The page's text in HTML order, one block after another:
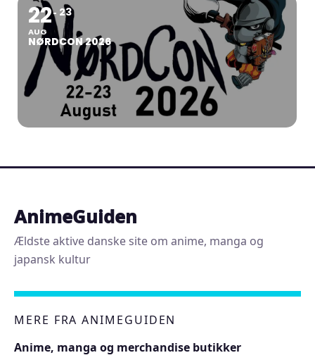
22
AUG
23
NØRDCON 2026
AnimeGuiden
Ældste aktive danske site om anime, manga og
japansk kultur
MERE FRA ANIMEGUIDEN
Anime, manga og merchandise butikker